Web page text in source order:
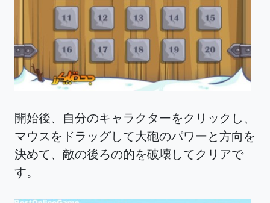
開始後、自分のキャラクターをクリックし、
マウスをドラッグして大砲のパワーと方向を
決めて、敵の後ろの的を破壊してクリアで
す。